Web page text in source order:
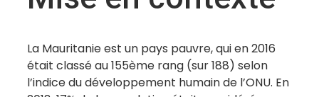
La Mauritanie est un pays pauvre, qui en 2016
était classé au 155ème rang (sur 188) selon
l’indice du développement humain de l’ONU. En